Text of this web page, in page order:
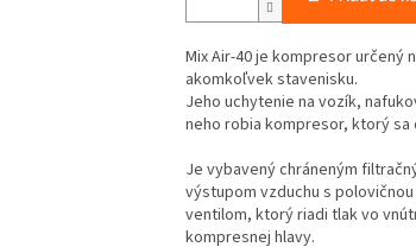
Mix Air-40 je kompresor určený
akomkoľvek stavenisku.
Jeho uchytenie na vozík,
neho robia kompresor, ktorý sa
Je vybavený chráneným
výstupom vzduchu s
ventilom, ktorý riadi tlak vo
kompresnej hlavy.